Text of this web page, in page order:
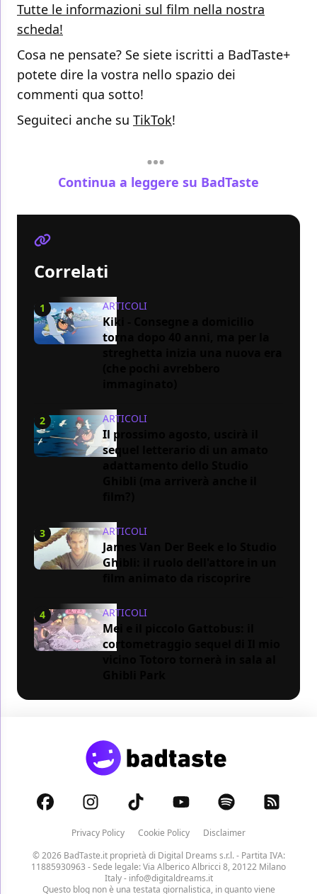
Tutte le informazioni sul film nella nostra
scheda!
Cosa ne pensate? Se siete iscritti a BadTaste+
potete dire la vostra nello spazio dei
commenti qua sotto!
Seguiteci anche su TikTok!
Continua a leggere su BadTaste
Correlati
1 ARTICOLI
Kiki - Consegne a domicilio
torna dopo 40 anni, ma per la
2 ARTICOLI
Il prossimo agosto, uscirà il
sequel letterario di un amato
3 ARTICOLI
James Van Der Beek e lo Studio
Ghibli: il ruolo dell'attore in un
4 ARTICOLI
Mei e il piccolo Gattobus: il
cortometraggio sequel di Il mio
Privacy Policy Cookie Policy
Disclaimer
© 2026 BadTaste.it proprietà di Digital Dreams s.r.l.- Partita IVA:
11885930963 - Sede legale: Via Alberico Albricci 8, 20122 Milano
Italy - info@digitaldreams.it
Questo blog non è una testata giornalistica, in quanto viene